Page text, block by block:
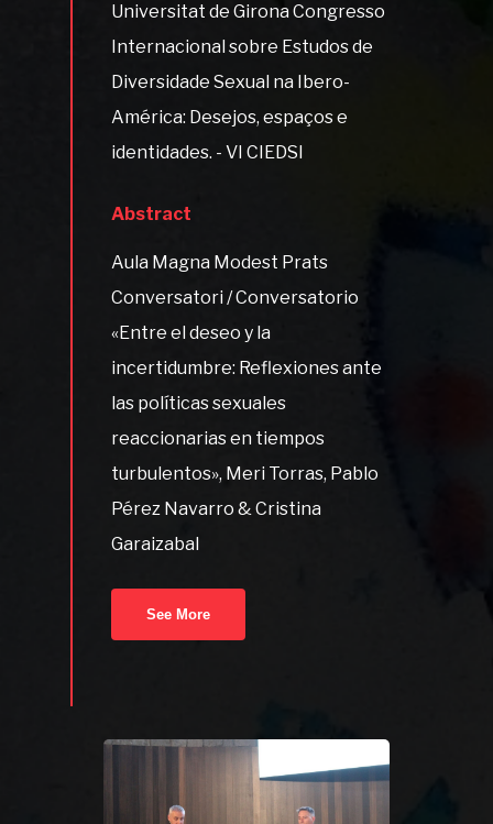
Universitat de Girona Congresso
Internacional sobre Estudos de
Diversidade Sexual na Ibero-
América: Desejos, espaços e
identidades. - VI CIEDSI
Abstract
Aula Magna Modest Prats
Conversatori / Conversatorio
«Entre el deseo y la
incertidumbre: Reflexiones ante
las políticas sexuales
reaccionarias en tiempos
turbulentos», Meri Torras, Pablo
Pérez Navarro & Cristina
Garaizabal
See More